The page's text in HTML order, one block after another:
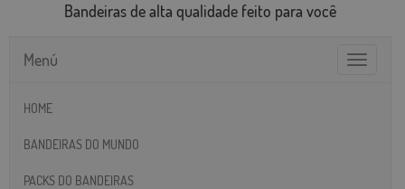
Bandeiras de alta qualidade feito para você
Toggle
Menú
HOME
BANDEIRAS DO MUNDO
PACKS DO BANDEIRAS